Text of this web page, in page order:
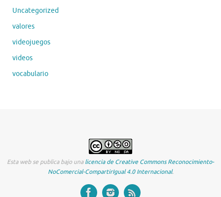
Uncategorized
valores
videojuegos
videos
vocabulario
Esta web se publica bajo unalicencia de Creative Commons Reconocimiento-
NoComercial-CompartirIgual 4.0 Internacional.